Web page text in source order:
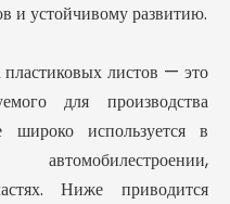
и устойчивому развитию.
пластиковых листов — это
для производства
широко используется в
автомобилестроении,
Ниже приводится